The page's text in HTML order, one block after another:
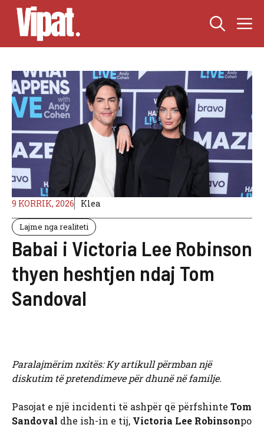
Skip
content
9 KORRIK, 2026 Klea
Lajme nga realiteti
Babai i Victoria Lee Robinson
thyen heshtjen ndaj Tom
Sandoval
Paralajmërim nxitës: Ky artikull përmban një
diskutim të pretendimeve për dhunë në familje.
Pasojat e një incidenti të ashpër që përfshinte Tom
Sandoval dhe ish-in e tij, Victoria Lee Robinsonpo